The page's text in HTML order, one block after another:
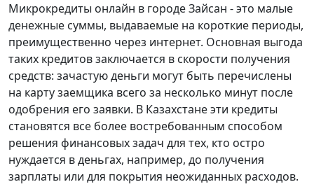
Микрокредиты онлайн в городе Зайсан - это малые
денежные суммы, выдаваемые на короткие периоды,
преимущественно через интернет. Основная выгода
таких кредитов заключается в скорости получения
средств: зачастую деньги могут быть перечислены
на карту заемщика всего за несколько минут после
одобрения его заявки. В Казахстане эти кредиты
становятся все более востребованным способом
решения финансовых задач для тех, кто остро
нуждается в деньгах, например, до получения
зарплаты или для покрытия неожиданных расходов.